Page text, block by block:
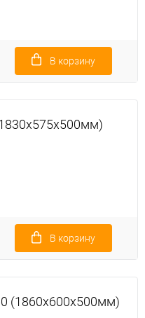
В корзину
В корзину
(1860x600x500мм)